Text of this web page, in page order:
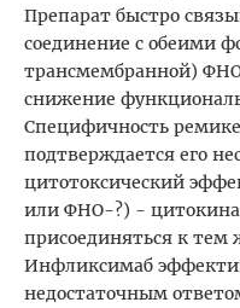
Препарат быстро
соединение с обеими
трансмембранной)
снижение
Специфичность
подтверждается его
цитотоксический
или ФНО-?) -
присоединяться к
Инфликсимаб
недостаточным